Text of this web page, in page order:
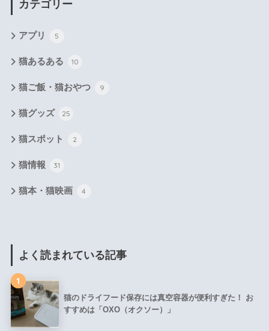
カテゴリー
アプリ 5
猫あるある 10
猫ご飯・猫おやつ 9
猫グッズ 25
猫スポット 2
猫情報 31
猫本・猫映画 4
よく読まれている記事
1
猫のドライフード保存には真空容器が便利すぎた！ お
すすめは「OXO（オクソー）」